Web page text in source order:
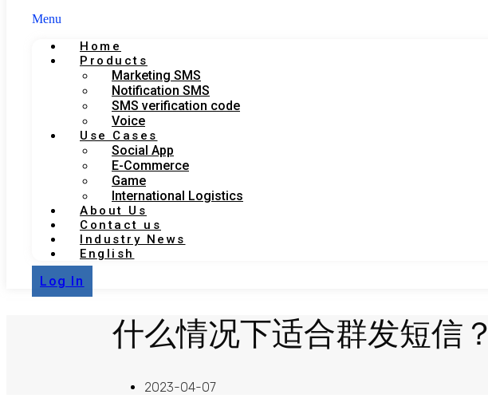
Menu
Home
Products
Marketing SMS
Notification SMS
SMS verification code
Voice
Use Cases
Social App
E-Commerce
Game
International Logistics
About Us
Contact us
Industry News
English
Log In
什么情况下适合群发短信？
2023-04-07